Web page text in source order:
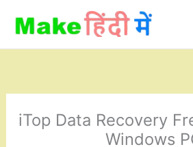
content
iTop Data Recovery
Windows